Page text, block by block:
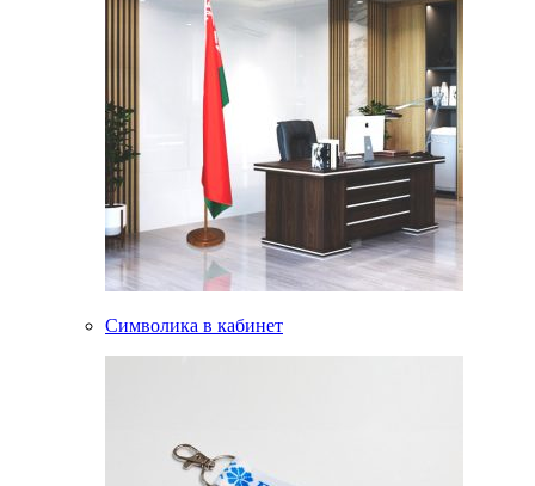
Символика в кабинет